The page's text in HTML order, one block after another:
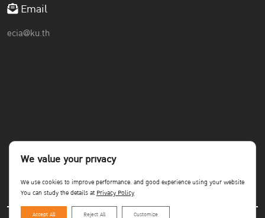
Email
ecia@ku.th
We value your privacy
We use cookies to improve performance. and good experience using your website
You can study the details atPrivacy Policy
Accept All Reject All Customize